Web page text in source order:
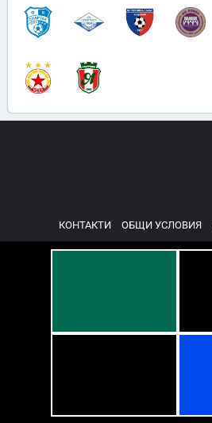
КОНТАКТИ ОБЩИ УСЛОВИЯ